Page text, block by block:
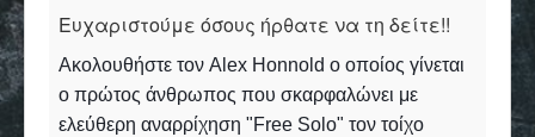
Ευχαριστούμε όσους ήρθατε να τη δείτε!!
Ακολουθήστε τον Alex Honnold o οποίος γίνεται
ο πρώτος άνθρωπος που σκαρφαλώνει με
ελεύθερη αναρρίχηση "Free Solo" τον τοίχο